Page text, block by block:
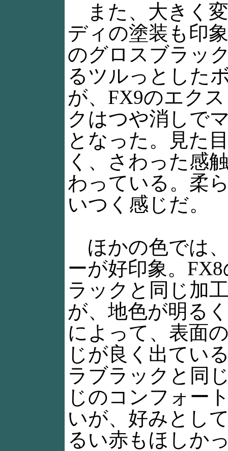
また、大きく
ディの塗装も印
のグロスブラッ
るツルっとした
が、FX9のエク
クはつや消しで
となった。見た
く、さわった感
わっている。柔
いつく感じだ。
ほかの色では
ーが好印象。
ラックと同じ加
が、地色が明る
によって、表面
じが良く出てい
ラブラックと同
じのコンフォー
いが、好みとし
るい赤もほしか